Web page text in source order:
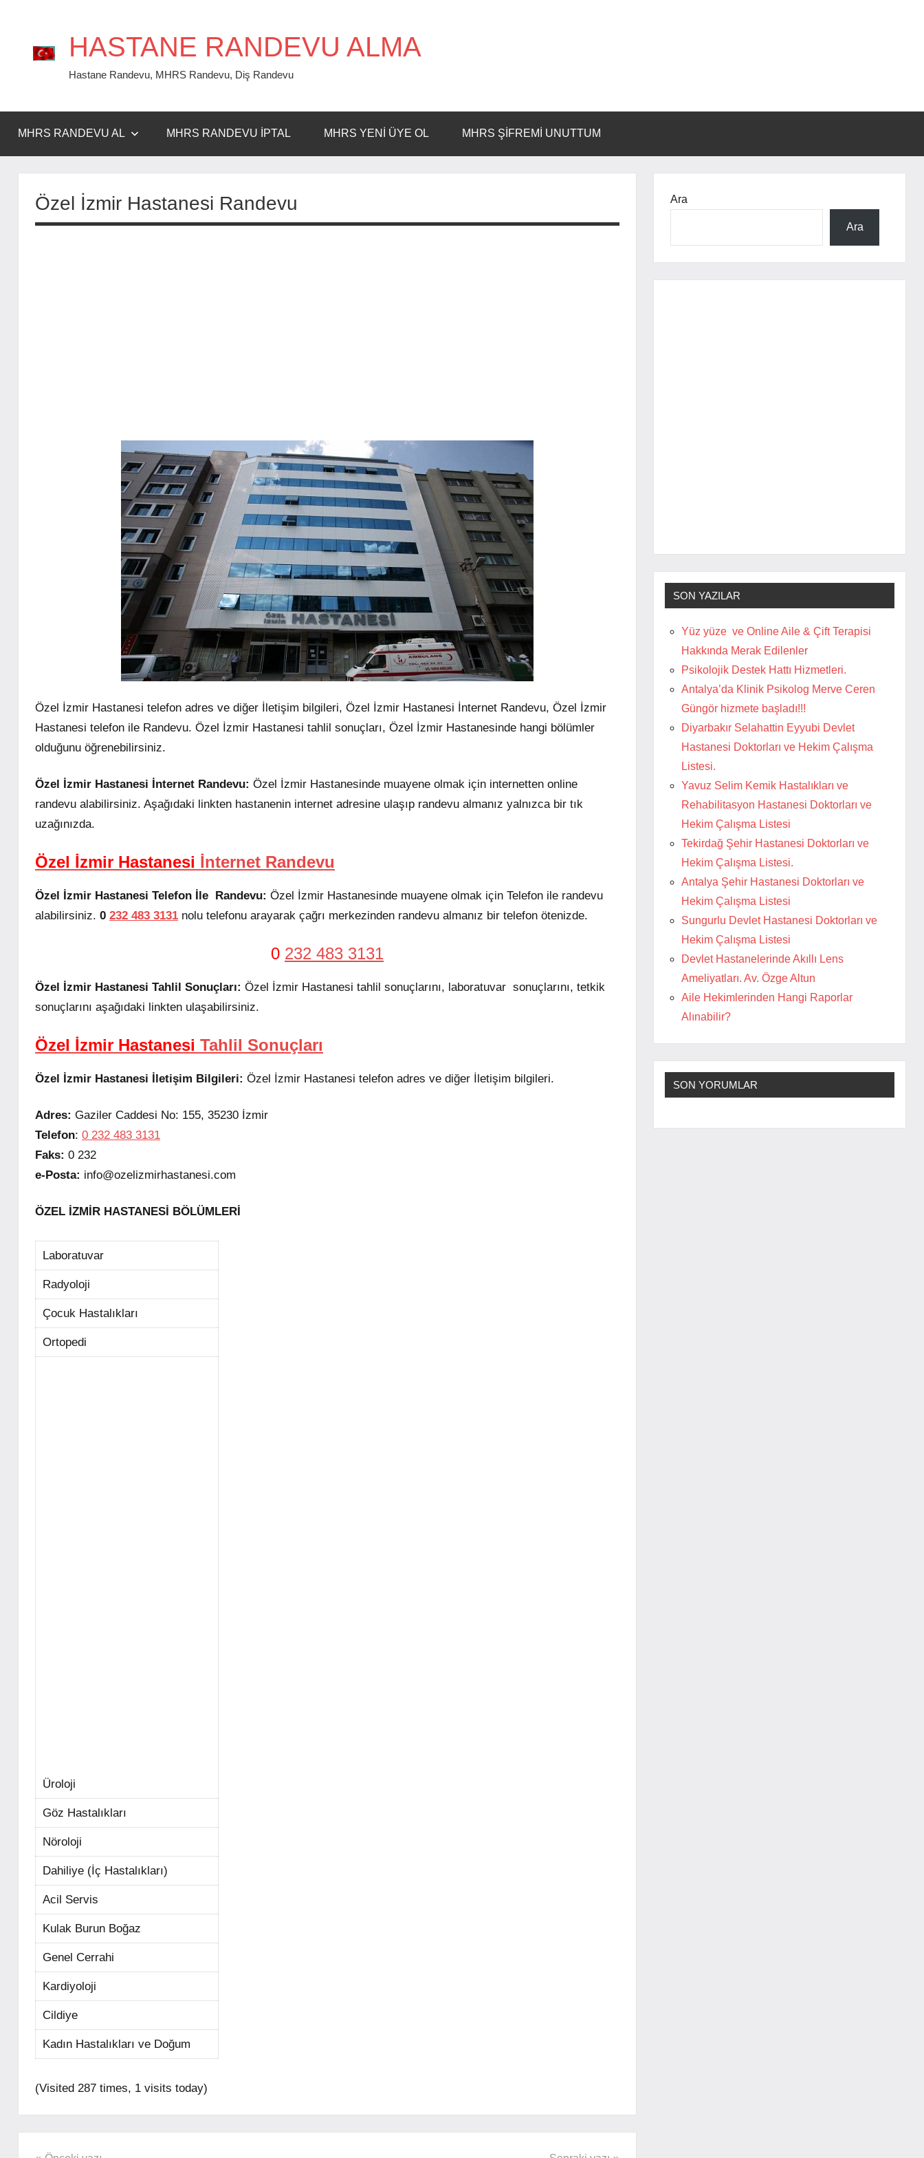
HASTANE RANDEVU ALMA
Hastane Randevu, MHRS Randevu, Diş Randevu
MHRS RANDEVU AL MHRS RANDEVU İPTAL MHRS YENI ÜYE OL MHRS ŞIFREMI UNUTTUM
Özel İzmir Hastanesi Randevu
Özel İzmir Hastanesi telefon adres ve diğer İletişim bilgileri, Özel İzmir Hastanesi İnternet Randevu, Özel İzmir
Hastanesi telefon ile Randevu. Özel İzmir Hastanesi tahlil sonuçları, Özel İzmir Hastanesinde hangi bölümler
olduğunu öğrenebilirsiniz.
Özel İzmir Hastanesi İnternet Randevu: Özel İzmir Hastanesinde muayene olmak için internetten online
randevu alabilirsiniz. Aşağıdaki linkten hastanenin internet adresine ulaşıp randevu almanız yalnızca bir tık
uzağınızda.
Özel İzmir Hastanesi İnternet Randevu
Özel İzmir Hastanesi Telefon İle Randevu: Özel İzmir Hastanesinde muayene olmak için Telefon ile randevu
alabilirsiniz. 0 232 483 3131 nolu telefonu arayarak çağrı merkezinden randevu almanız bir telefon ötenizde.
0 232 483 3131
Özel İzmir Hastanesi Tahlil Sonuçları: Özel İzmir Hastanesi tahlil sonuçlarını, laboratuvar sonuçlarını, tetkik
sonuçlarını aşağıdaki linkten ulaşabilirsiniz.
Özel İzmir Hastanesi Tahlil Sonuçları
Özel İzmir Hastanesi İletişim Bilgileri: Özel İzmir Hastanesi telefon adres ve diğer İletişim bilgileri.
Adres: Gaziler Caddesi No: 155, 35230 İzmir
Telefon: 0 232 483 3131
Faks: 0 232
e-Posta: info@ozelizmirhastanesi.com
ÖZEL İZMİR HASTANESİ BÖLÜMLERİ
Laboratuvar
Radyoloji
Çocuk Hastalıkları
Ortopedi
Üroloji
Göz Hastalıkları
Nöroloji
Dahiliye (İç Hastalıkları)
Acil Servis
Kulak Burun Boğaz
Genel Cerrahi
Kardiyoloji
Cildiye
Kadın Hastalıkları ve Doğum
(Visited 287 times, 1 visits today)
Ara
Ara
SON YAZILAR
Yüz yüze ve Online Aile & Çift Terapisi
Hakkında Merak Edilenler
Psikolojik Destek Hattı Hizmetleri.
Antalya’da Klinik Psikolog Merve Ceren
Güngör hizmete başladı!!!
Diyarbakır Selahattin Eyyubi Devlet
Hastanesi Doktorları ve Hekim Çalışma
Listesi.
Yavuz Selim Kemik Hastalıkları ve
Rehabilitasyon Hastanesi Doktorları ve
Hekim Çalışma Listesi
Tekirdağ Şehir Hastanesi Doktorları ve
Hekim Çalışma Listesi.
Antalya Şehir Hastanesi Doktorları ve
Hekim Çalışma Listesi
Sungurlu Devlet Hastanesi Doktorları ve
Hekim Çalışma Listesi
Devlet Hastanelerinde Akıllı Lens
Ameliyatları. Av. Özge Altun
Aile Hekimlerinden Hangi Raporlar
Alınabilir?
SON YORUMLAR